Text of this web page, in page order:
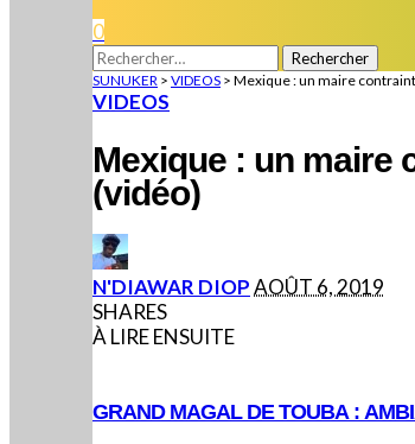
0
Rechercher :
SUNUKER > VIDEOS > Mexique : un maire
VIDEOS
Mexique : un maire
(vidéo)
POSTED
BY
N'DIAWAR DIOPAOÛT 6, 2019
SHARES
À LIRE ENSUITE
GRAND MAGAL DE TOUBA :